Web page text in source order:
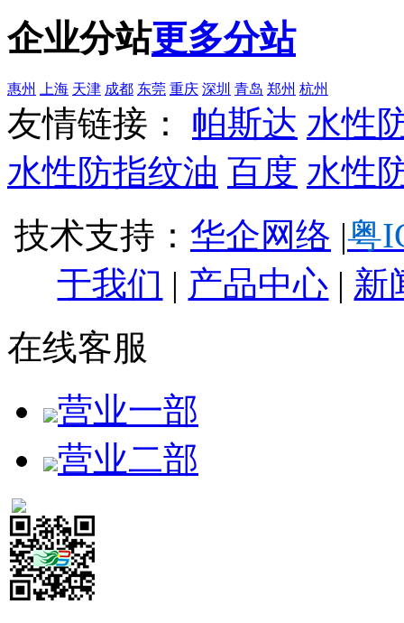
企业分站更多分站
惠州 上海 天津 成都 东莞 重庆 深圳 青岛 郑州 杭州
友情链接： 帕斯达 水性
水性防指纹油 百度 水性
技术支持： 华企网络 |粤
于我们 | 产品中心 | 新
在线客服
营业一部
营业二部